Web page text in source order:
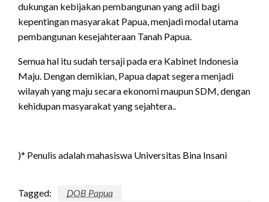
dukungan kebijakan pembangunan yang adil bagi
kepentingan masyarakat Papua, menjadi modal utama
pembangunan kesejahteraan Tanah Papua.
Semua hal itu sudah tersaji pada era Kabinet Indonesia
Maju. Dengan demikian, Papua dapat segera menjadi
wilayah yang maju secara ekonomi maupun SDM, dengan
kehidupan masyarakat yang sejahtera..
)* Penulis adalah mahasiswa Universitas Bina Insani
Tagged: DOB Papua